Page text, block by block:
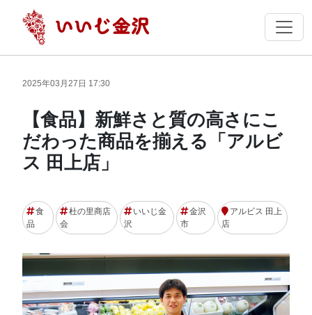
2025年03月27日 17:30
【食品】新鮮さと質の高さにこ
だわった商品を揃える「アルビ
ス 田上店」
食
品
杜の里商店
会
いいじ金
沢
金沢
市
アルビス 田上
店